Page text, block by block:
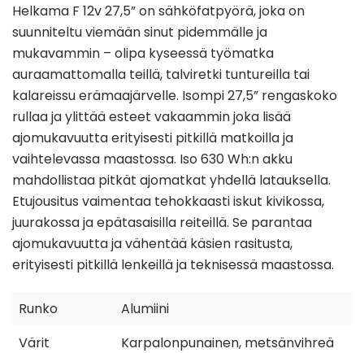
Helkama F 12v 27,5” on sähköfatpyörä, joka on
suunniteltu viemään sinut pidemmälle ja
mukavammin – olipa kyseessä työmatka
auraamattomalla teillä, talviretki tuntureilla tai
kalareissu erämaajärvelle. Isompi 27,5” rengaskoko
rullaa ja ylittää esteet vakaammin joka lisää
ajomukavuutta erityisesti pitkillä matkoilla ja
vaihtelevassa maastossa. Iso 630 Wh:n akku
mahdollistaa pitkät ajomatkat yhdellä latauksella.
Etujousitus vaimentaa tehokkaasti iskut kivikossa,
juurakossa ja epätasaisilla reiteillä. Se parantaa
ajomukavuutta ja vähentää käsien rasitusta,
erityisesti pitkillä lenkeillä ja teknisessä maastossa.
Runko
Alumiini
Värit
Karpalonpunainen, metsänvihreä